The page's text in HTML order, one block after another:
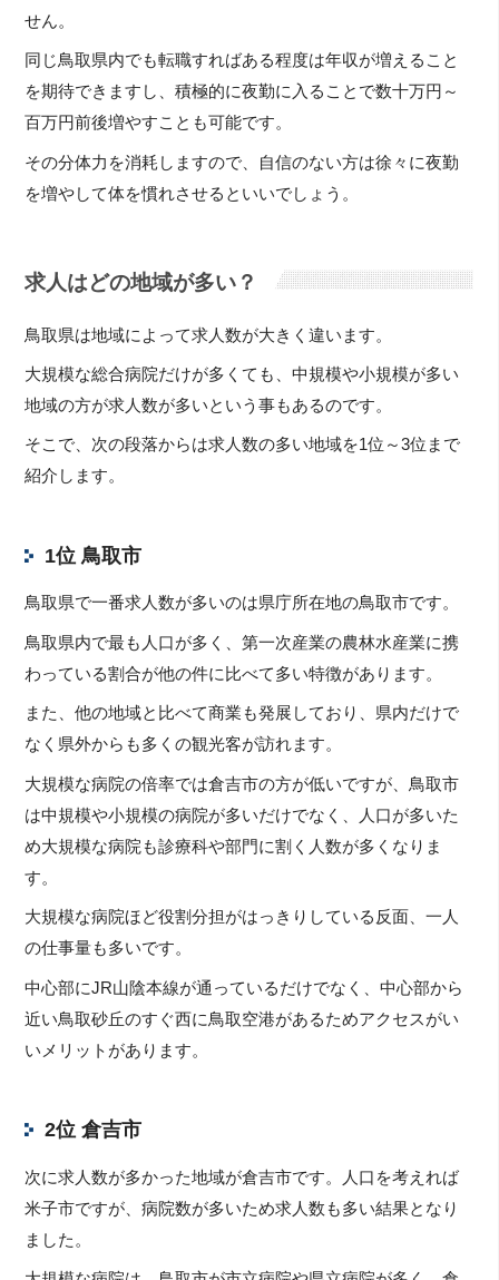
せん。
同じ鳥取県内でも転職すればある程度は年収が増えること
を期待できますし、積極的に夜勤に入ることで数十万円～
百万円前後増やすことも可能です。
その分体力を消耗しますので、自信のない方は徐々に夜勤
を増やして体を慣れさせるといいでしょう。
求人はどの地域が多い？
鳥取県は地域によって求人数が大きく違います。
大規模な総合病院だけが多くても、中規模や小規模が多い
地域の方が求人数が多いという事もあるのです。
そこで、次の段落からは求人数の多い地域を1位～3位まで
紹介します。
1位 鳥取市
鳥取県で一番求人数が多いのは県庁所在地の鳥取市です。
鳥取県内で最も人口が多く、第一次産業の農林水産業に携
わっている割合が他の件に比べて多い特徴があります。
また、他の地域と比べて商業も発展しており、県内だけで
なく県外からも多くの観光客が訪れます。
大規模な病院の倍率では倉吉市の方が低いですが、鳥取市
は中規模や小規模の病院が多いだけでなく、人口が多いた
め大規模な病院も診療科や部門に割く人数が多くなりま
す。
大規模な病院ほど役割分担がはっきりしている反面、一人
の仕事量も多いです。
中心部にJR山陰本線が通っているだけでなく、中心部から
近い鳥取砂丘のすぐ西に鳥取空港があるためアクセスがい
いメリットがあります。
2位 倉吉市
次に求人数が多かった地域が倉吉市です。人口を考えれば
米子市ですが、病院数が多いため求人数も多い結果となり
ました。